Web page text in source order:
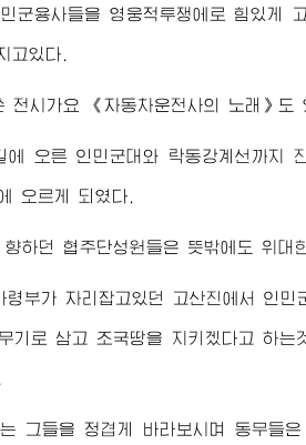
군용사들을 영웅적투쟁에로 힘있게
고있다.
시가요 《자동차운전사의 노래》도
오른 인민군대와 락동강계선까지
오르게 되였다.
하던 협주단성원들은 뜻밖에도 위대
령부가 자리잡고있던 고산진에서 인민
기로 삼고 조국땅을 지키겠다고 하
그들을 정겹게 바라보시며 동무들